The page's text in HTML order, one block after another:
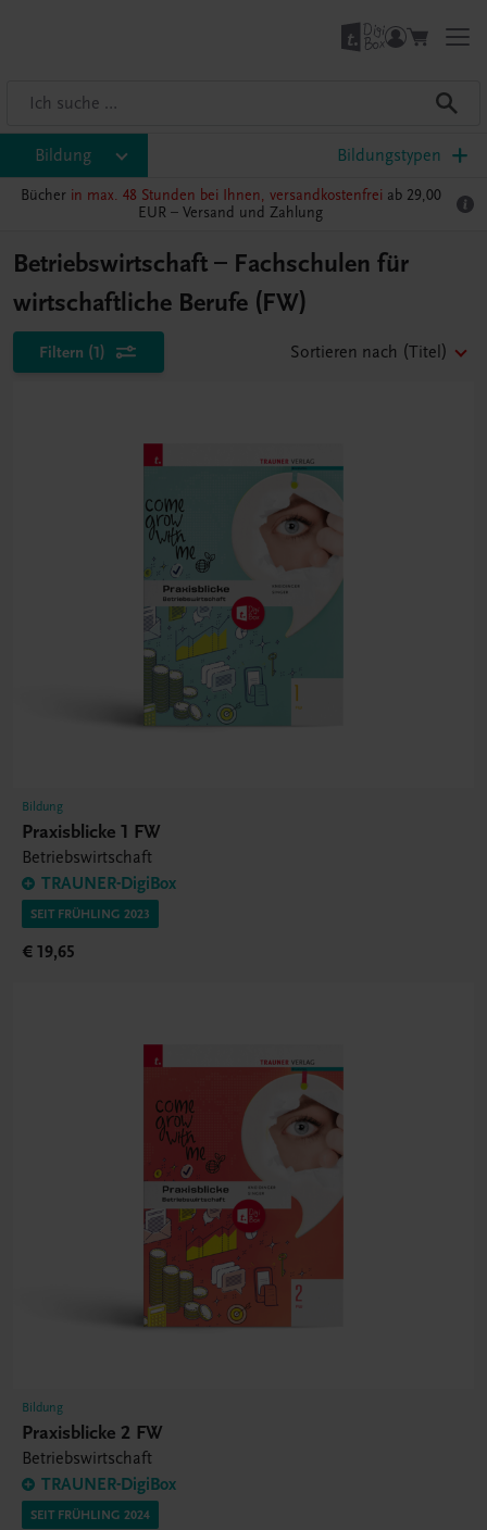
Bildung Bildungstypen
Bücher in max. 48 Stunden bei Ihnen, versandkostenfrei ab 29,00
EUR – Versand und Zahlung
Betriebswirtschaft – Fachschulen für
wirtschaftliche Berufe (FW)
Filtern (1) Sortieren nach (Titel)
Bildung
Praxisblicke 1 FW
Betriebswirtschaft
TRAUNER-DigiBox
SEIT FRÜHLING 2023
€ 19,65
Bildung
Praxisblicke 2 FW
Betriebswirtschaft
TRAUNER-DigiBox
SEIT FRÜHLING 2024